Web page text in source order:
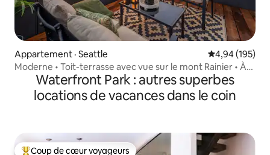
Appartement · Seattle Note
4,94 (195)
Moderne • Toit-terrasse avec vue sur le mont Rainier • À
7 minutes du stade
Waterfront Park : autres superbes
locations de vacances dans le coin
Coup de cœur voyageurs